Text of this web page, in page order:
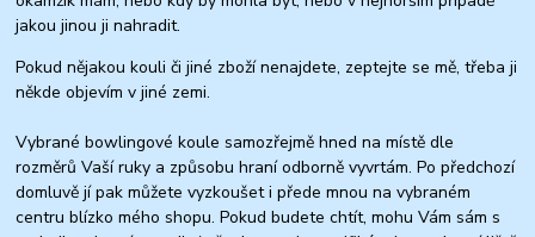
jakou jinou ji nahradit.
Pokud nějakou kouli či jiné zboží nenajdete, zeptejte se mě, třeba ji
někde objevím v jiné zemi.
Vybrané bowlingové koule samozřejmě hned na místě dle
rozměrů Vaší ruky a způsobu hraní odborně vyvrtám. Po předchozí
domluvě jí pak můžete vyzkoušet i přede mnou na vybraném
centru blízko mého shopu. Pokud budete chtít, mohu Vám sám s